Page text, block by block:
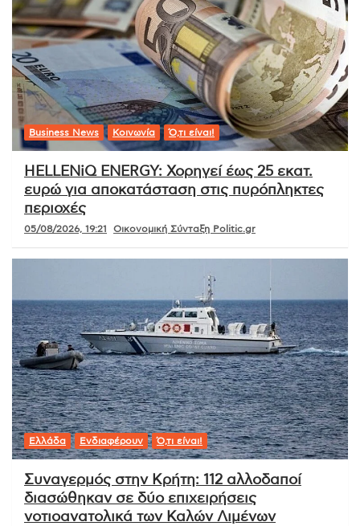
Business News Κοινωνία Ό,τι είναι!
HELLENiQ ENERGY: Χορηγεί έως 25 εκατ.
ευρώ για αποκατάσταση στις πυρόπληκτες
περιοχές
05/08/2026, 19:21 Οικονομική Σύνταξη Politic.gr
Ελλάδα Ενδιαφέρουν Ό,τι είναι!
Συναγερμός στην Κρήτη: 112 αλλοδαποί
διασώθηκαν σε δύο επιχειρήσεις
νοτιοανατολικά των Καλών Λιμένων